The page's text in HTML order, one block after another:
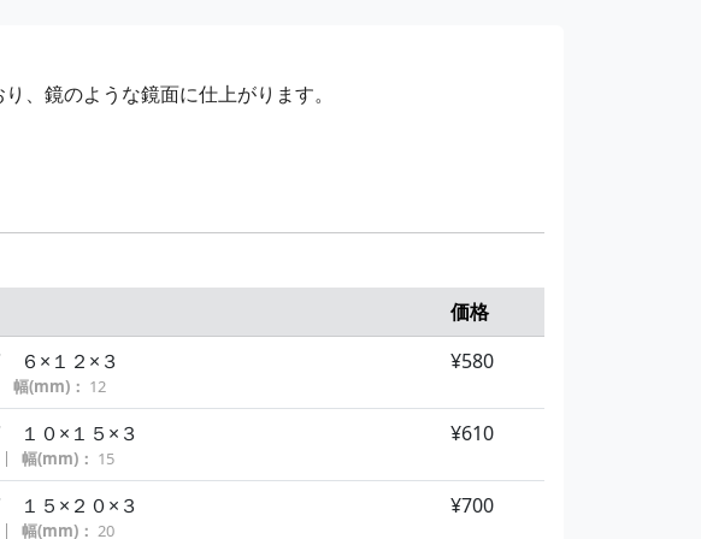
、鏡のような鏡面に仕上がります。
価格
６×１２×３
幅(mm)： 12
¥580
１０×１５×３
幅(mm)： 15
¥610
１５×２０×３
幅(mm)： 20
¥700